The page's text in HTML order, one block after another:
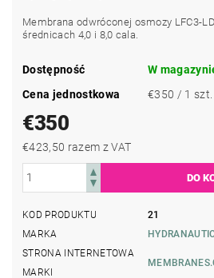
Membrana odwróconej osmozy LFC3-
średnicach 4,0 i 8,0 cala.
Dostępność W
Cena jednostkowa
€350 / 1 szt.
€350
€423,50 razem z VAT
KOD PRODUKTU
21
MARKA
STRONA INTERNETOWA
MARKI